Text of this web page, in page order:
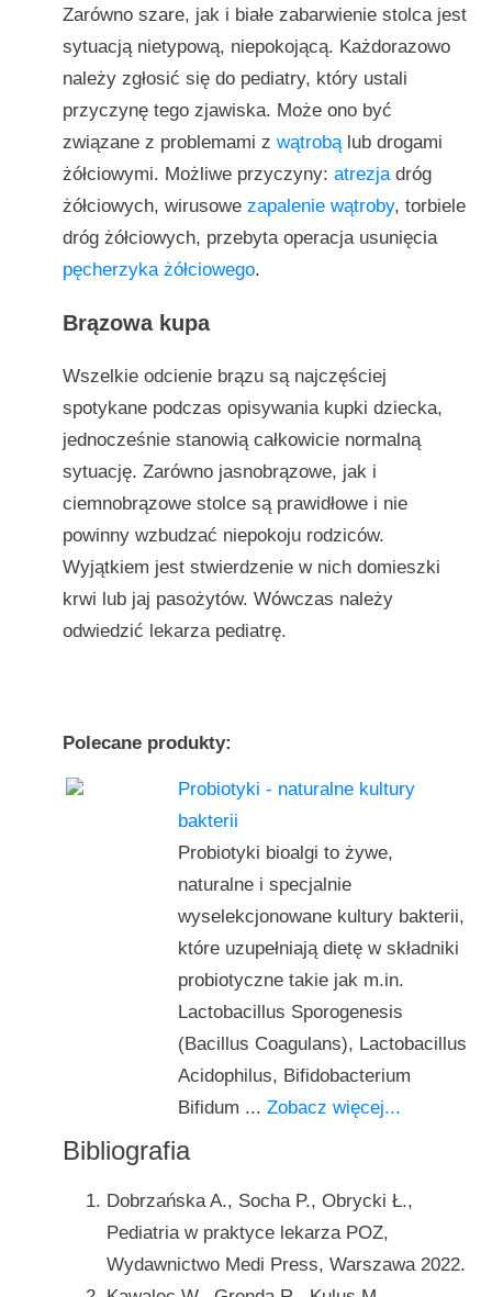
Zarówno szare, jak i białe zabarwienie stolca jest
sytuacją nietypową, niepokojącą. Każdorazowo
należy zgłosić się do pediatry, który ustali
przyczynę tego zjawiska. Może ono być
związane z problemami z wątrobąlub drogami
żółciowymi. Możliwe przyczyny: atrezjadróg
żółciowych, wirusowe zapalenie wątroby, torbiele
dróg żółciowych, przebyta operacja usunięcia
pęcherzyka żółciowego.
Brązowa kupa
Wszelkie odcienie brązu są najczęściej
spotykane podczas opisywania kupki dziecka,
jednocześnie stanowią całkowicie normalną
sytuację. Zarówno jasnobrązowe, jak i
ciemnobrązowe stolce są prawidłowe i nie
powinny wzbudzać niepokoju rodziców.
Wyjątkiem jest stwierdzenie w nich domieszki
krwi lub jaj pasożytów. Wówczas należy
odwiedzić lekarza pediatrę.
Polecane produkty:
Probiotyki - naturalne kultury
bakterii
Probiotyki bioalgi to żywe,
naturalne i specjalnie
wyselekcjonowane kultury bakterii,
które uzupełniają dietę w składniki
probiotyczne takie jak m.in.
Lactobacillus Sporogenesis
(Bacillus Coagulans), Lactobacillus
Acidophilus, Bifidobacterium
Bifidum ... Zobacz więcej...
Bibliografia
Dobrzańska A., Socha P., Obrycki Ł.,
Pediatria w praktyce lekarza POZ,
Wydawnictwo Medi Press, Warszawa 2022.